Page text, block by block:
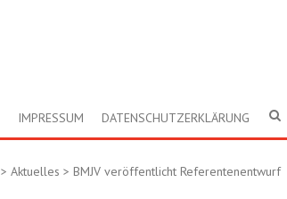
IMPRESSUM DATENSCHUTZERKLÄRUNG
> Aktuelles > BMJV veröffentlicht Referentenentwurf